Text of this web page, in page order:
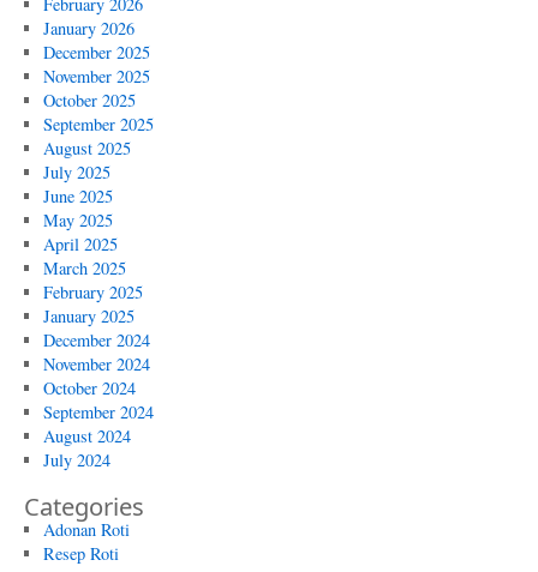
January 2026
December 2025
November 2025
October 2025
September 2025
August 2025
July 2025
June 2025
May 2025
April 2025
March 2025
February 2025
January 2025
December 2024
November 2024
October 2024
September 2024
August 2024
July 2024
Categories
Adonan Roti
Resep Roti